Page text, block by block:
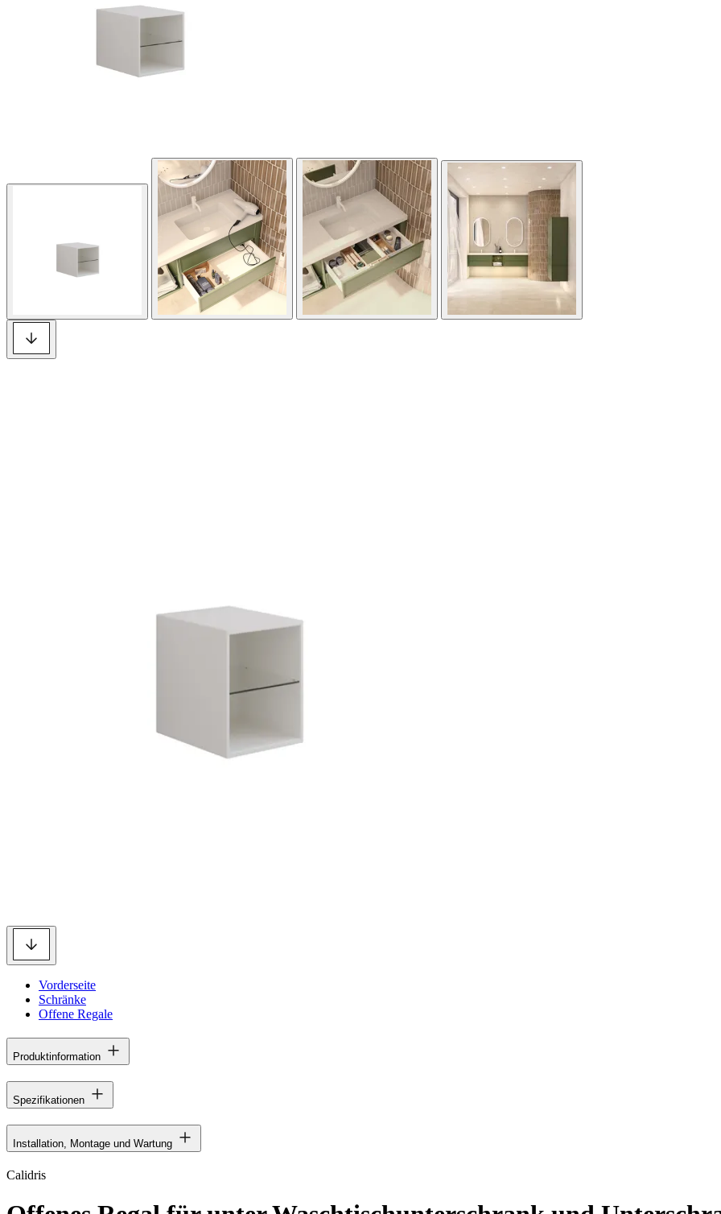
Vorderseite
Schränke
Offene Regale
Produktinformation
Spezifikationen
Installation, Montage und Wartung
Calidris